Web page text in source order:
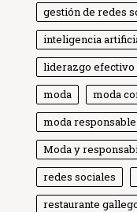
gestión de redes
inteligencia
liderazgo efectivo
moda
moda
moda responsable
Moda y
redes sociales
restaurante
Globe
Solemos